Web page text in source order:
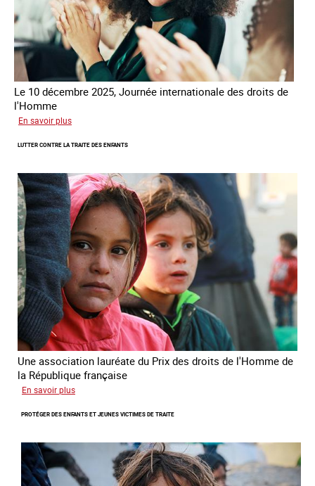
Le 10 décembre 2025, Journée internationale des droits de
l'Homme
En savoir plus
du
des
droits
de
l’Homme
de
la
République
française
2025
LUTTER CONTRE LA TRAITE DES ENFANTS
Une association lauréate du Prix des droits de l'Homme de
la République française
En savoir plus
contre
traite
des
enfants
PROTÉGER DES ENFANTS ET JEUNES VICTIMES DE TRAITE